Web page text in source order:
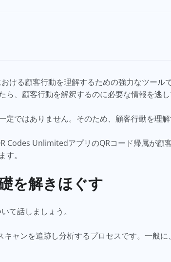
ける顧客行動を理解するための強力なツー
ら、顧客行動を解釈するのに必要な情報を逃
定ではありません。そのため、顧客行動を理
Codes UnlimitedアプリのQRコード帰属が顧
す。
を解きほぐす
て話しましょう。
キャンを追跡し分析するプロセスです。一般